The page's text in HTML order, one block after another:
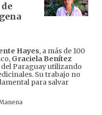
Hayes, a más de 100
Graciela Benítez
del Paraguay utilizando
Su trabajo no
para salvar